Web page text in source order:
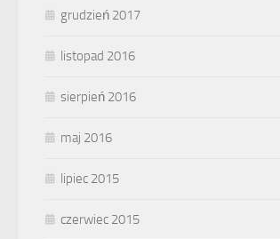
grudzień 2017
listopad 2016
sierpień 2016
maj 2016
lipiec 2015
czerwiec 2015